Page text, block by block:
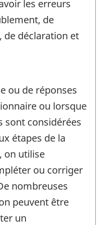
les erreurs
de
de déclaration et
ou de réponses
ou lorsque
sont considérées
étapes de la
on utilise
ou corriger
nombreuses
peuvent être
un